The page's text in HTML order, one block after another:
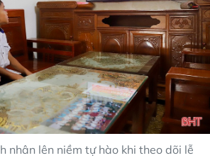
nhân lên niềm tự hào khi theo dõi lễ